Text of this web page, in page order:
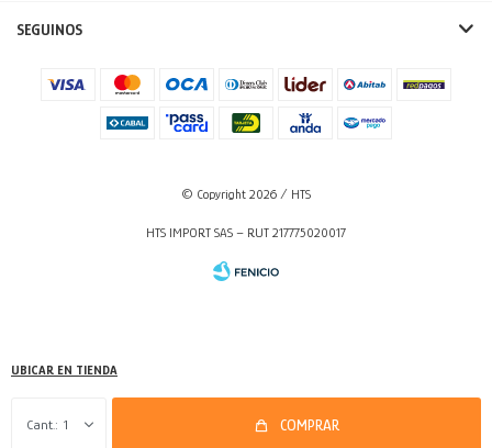
UBICAR EN TIENDA
1 COMPRAR
SEGUINOS
© Copyright 2026 / HTS
HTS IMPORT SAS – RUT 217775020017